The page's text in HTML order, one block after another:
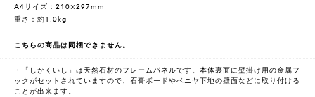
A4サイズ：210×297mm
重さ：約1.0kg
こちらの商品は同梱できません。
・「しかくいし」は天然石材のフレームパネルです。本体裏面に壁掛け用の金属フ
ックがセットされていますので、石膏ボードやベニヤ下地の壁面などに取り付ける
ことが出来ます。